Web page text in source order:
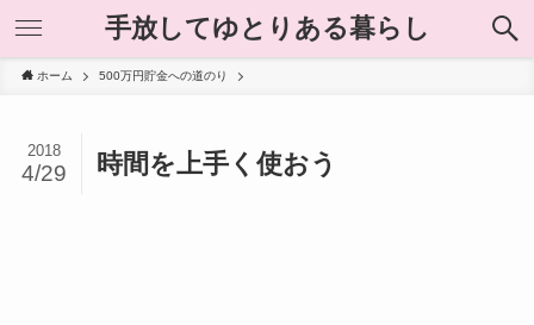
手放してゆとりある暮らし
ホーム 500万円貯金への道のり
時間を上手く使おう
2018
4/29